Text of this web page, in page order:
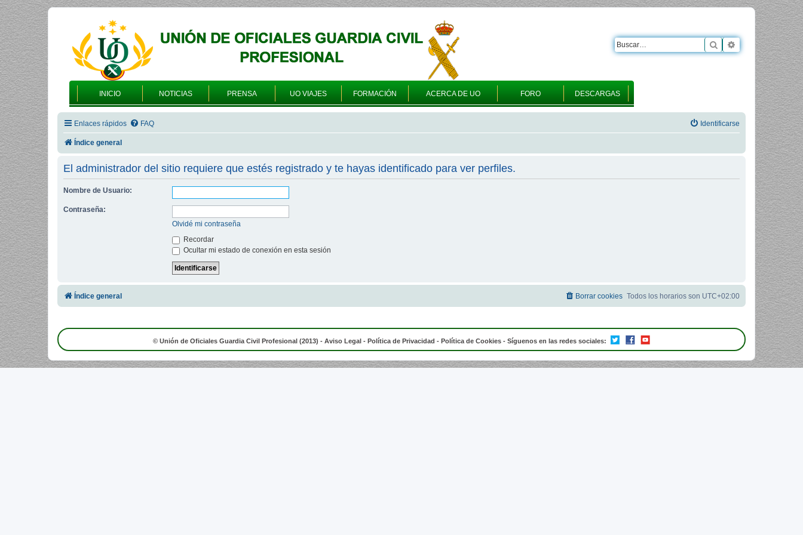
INICIO NOTICIAS PRENSA UO VIAJES FORMACIÓN ACERCA DE UO FORO DESCARGAS
Buscar Búsqueda
Enlaces rápidos FAQ Identificarse
Índice general
El administrador del sitio requiere que estés registrado y te hayas identificado para ver perfiles.
Nombre de Usuario:
Contraseña:
Olvidé mi contraseña
Recordar
Ocultar mi estado de conexión en esta sesión
Índice general Todos los horarios son UTC+02:00
Borrar cookies
© Unión de Oficiales Guardia Civil Profesional (2013) - Aviso Legal - Política de Privacidad - Política de Cookies - Síguenos en las redes sociales: